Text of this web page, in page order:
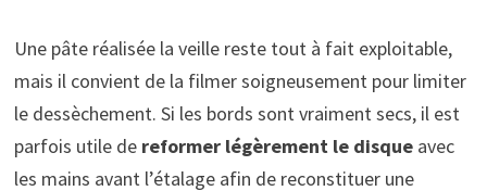
Une pâte réalisée la veille reste tout à fait exploitable,
mais il convient de la filmer soigneusement pour limiter
le dessèchement. Si les bords sont vraiment secs, il est
parfois utile de reformer légèrement le disqueavec
les mains avant l’étalage afin de reconstituer une